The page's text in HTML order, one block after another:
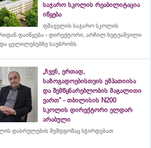
საჯარო სკოლის რეაბილიტაცია
იწყება
ფშაველის საჯარო სკოლის
დაიწყება - დირექტორი, არჩილ ხუტუაშვილი
ცვლილებებზე საუბრობს
„ჩვენ, ერთად,
საზოგადოებისთვის ემპათიისა
და შემწყნარებლობის მაგალითი
ვართ“ - თბილისის N200
სკოლის დირექტორი ელდარ
არაბული
დასრულების შემდგომაც სჭირდებათ